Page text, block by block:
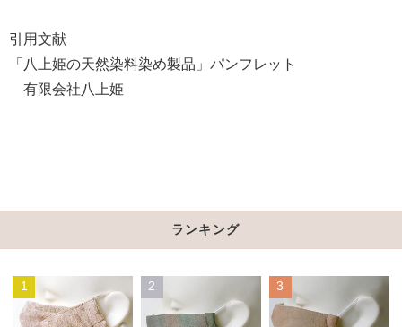
引用文献
「八上姫の天然染料染め製品」パンフレット
有限会社八上姫
ランキング
1 2 3